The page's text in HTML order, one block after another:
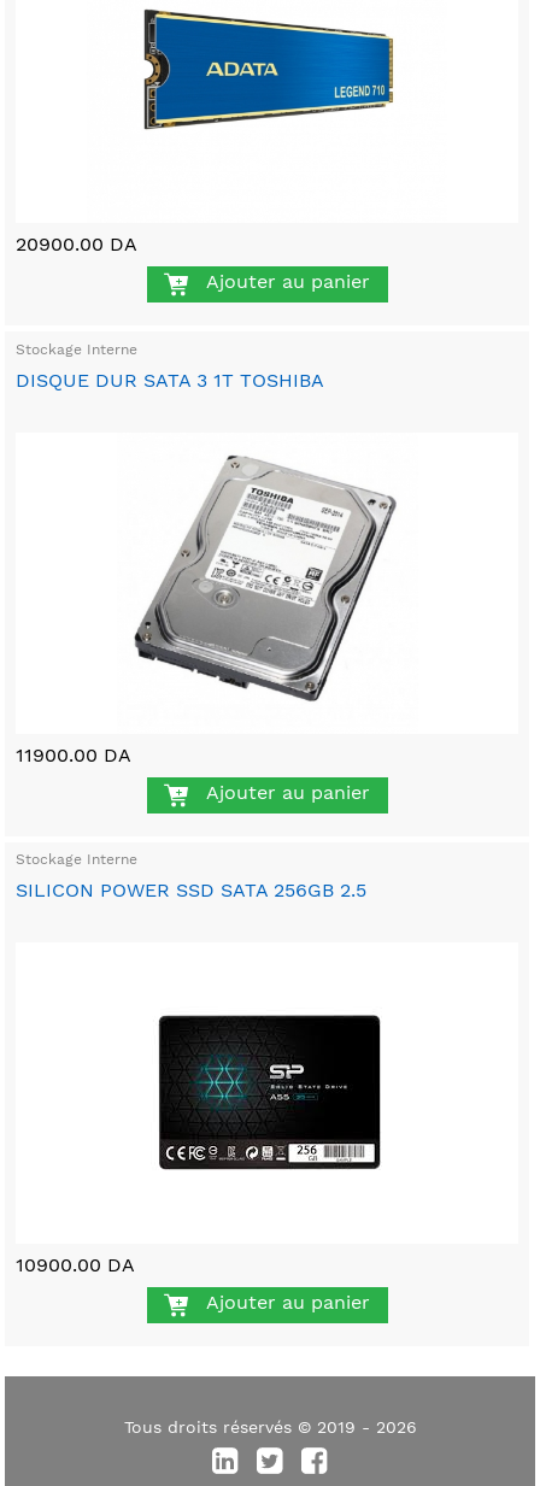
20900.00 DA
Ajouter au panier
Stockage Interne
DISQUE DUR SATA 3 1T TOSHIBA
11900.00 DA
Ajouter au panier
Stockage Interne
SILICON POWER SSD SATA 256GB 2.5
10900.00 DA
Ajouter au panier
Tous droits réservés © 2019 - 2026